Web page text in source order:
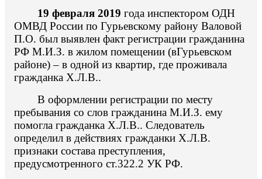
19 февраля 2019 года инспектором ОДН
ОМВД России по Гурьевскому району Валовой
П.О. был выявлен факт регистрации гражданина
РФ М.И.З. в жилом помещении (вГурьевском
районе) – в одной из квартир, где проживала
гражданка Х.Л.В..
В оформлении регистрации по месту
пребывания со слов гражданина М.И.З. ему
помогла гражданка Х.Л.В.. Следователь
определил в действиях гражданки Х.Л.В.
признаки состава преступления,
предусмотренного ст.322.2 УК РФ.